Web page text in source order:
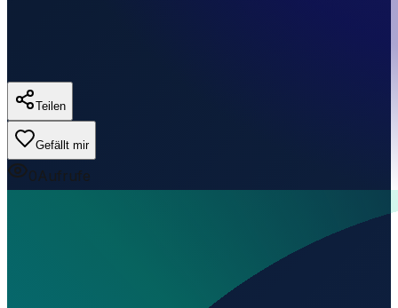
Teilen
Gefällt mir
0Aufrufe